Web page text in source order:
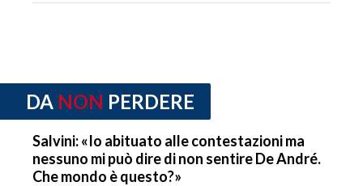
DA NON PERDERE
Salvini: «Io abituato alle contestazioni ma
nessuno mi può dire di non sentire De André.
Che mondo è questo?»